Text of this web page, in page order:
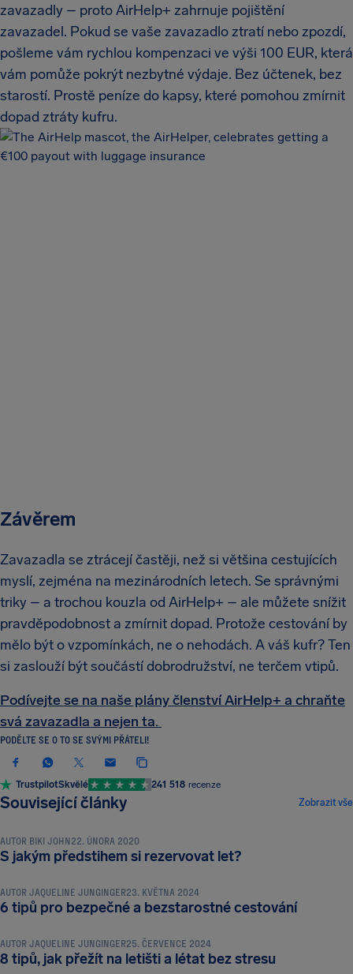
zavazadly – proto AirHelp+ zahrnuje pojištění
zavazadel. Pokud se vaše zavazadlo ztratí nebo zpozdí,
pošleme vám rychlou kompenzaci ve výši 100 EUR, která
vám pomůže pokrýt nezbytné výdaje. Bez účtenek, bez
starostí. Prostě peníze do kapsy, které pomohou zmírnit
dopad ztráty kufru.
Závěrem
Zavazadla se ztrácejí častěji, než si většina cestujících
myslí, zejména na mezinárodních letech. Se správnými
triky – a trochou kouzla od AirHelp+ – ale můžete snížit
pravděpodobnost a zmírnit dopad. Protože cestování by
mělo být o vzpomínkách, ne o nehodách. A váš kufr? Ten
si zaslouží být součástí dobrodružství, ne terčem vtipů.
Podívejte se na naše plány členství AirHelp+ a chraňte
svá zavazadla a nejen ta.
PODĚLTE SE O TO SE SVÝMI PŘÁTELI!
TrustpilotSkvělé 241 518 recenze
Související články Zobrazit vše
CESTOVNÍ TIPY A TRIKY
AUTOR BIKI JOHN22. ÚNORA 2020
S jakým předstihem si rezervovat let?
CESTOVNÍ TIPY A TRIKY
AUTOR JAQUELINE JUNGINGER23. KVĚTNA 2024
6 tipů pro bezpečné a bezstarostné cestování
CESTOVNÍ TIPY A TRIKY
AUTOR JAQUELINE JUNGINGER25. ČERVENCE 2024
8 tipů, jak přežít na letišti a létat bez stresu